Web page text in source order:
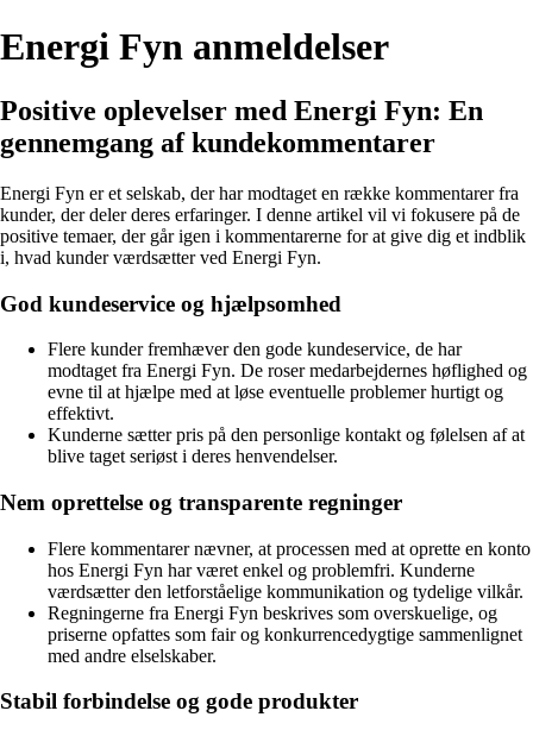
Energi Fyn anmeldelser
Positive oplevelser med Energi Fyn: En
gennemgang af kundekommentarer
Energi Fyn er et selskab, der har modtaget en række kommentarer fra
kunder, der deler deres erfaringer. I denne artikel vil vi fokusere på de
positive temaer, der går igen i kommentarerne for at give dig et indblik
i, hvad kunder værdsætter ved Energi Fyn.
God kundeservice og hjælpsomhed
Flere kunder fremhæver den gode kundeservice, de har
modtaget fra Energi Fyn. De roser medarbejdernes høflighed og
evne til at hjælpe med at løse eventuelle problemer hurtigt og
effektivt.
Kunderne sætter pris på den personlige kontakt og følelsen af at
blive taget seriøst i deres henvendelser.
Nem oprettelse og transparente regninger
Flere kommentarer nævner, at processen med at oprette en konto
hos Energi Fyn har været enkel og problemfri. Kunderne
værdsætter den letforståelige kommunikation og tydelige vilkår.
Regningerne fra Energi Fyn beskrives som overskuelige, og
priserne opfattes som fair og konkurrencedygtige sammenlignet
med andre elselskaber.
Stabil forbindelse og gode produkter